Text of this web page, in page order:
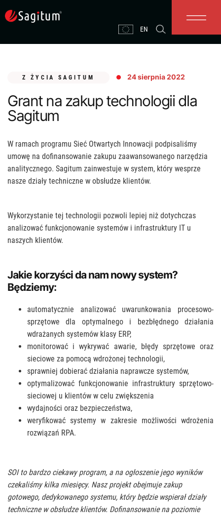
to
EN
Z ŻYCIA SAGITUM 24 sierpnia 2022
Grant na zakup technologii dla
Sagitum
W ramach programu Sieć Otwartych Innowacji podpisaliśmy
umowę na dofinansowanie zakupu zaawansowanego narzędzia
analitycznego. Sagitum zainwestuje w system, który wesprze
nasze działy techniczne w obsłudze klientów.
Wykorzystanie tej technologii pozwoli lepiej niż dotychczas
analizować funkcjonowanie systemów i infrastruktury IT u
naszych klientów.
Jakie korzyści da nam nowy system?
Będziemy:
automatycznie analizować uwarunkowania procesowo-
sprzętowe dla optymalnego i bezbłędnego działania
wdrażanych systemów klasy ERP,
monitorować i wykrywać awarie, błędy sprzętowe oraz
sieciowe za pomocą wdrożonej technologii,
sprawniej dobierać działania naprawcze systemów,
optymalizować funkcjonowanie infrastruktury sprzętowo-
sieciowej u klientów w celu zwiększenia
wydajności oraz bezpieczeństwa,
weryfikować systemy w zakresie możliwości wdrożenia
rozwiązań RPA.
SOI to bardzo ciekawy program, a na ogłoszenie jego wyników
czekaliśmy kilka miesięcy. Nasz projekt obejmuje zakup
gotowego, dedykowanego systemu, który będzie wspierał działy
techniczne w obsłudze klientów. Dofinansowanie na poziomie